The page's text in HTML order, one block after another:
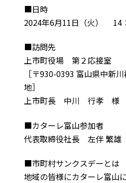
■日時
2024年6月11日（火） 14
■訪問先
上市町役場 第２応接室
［〒930-0393 富山県中新
地］
上市町長 中川 行孝 様
■カターレ富山参加者
代表取締役社長 左伴 繁雄
■市町村サンクスデーとは
地域の皆様にカターレ富山